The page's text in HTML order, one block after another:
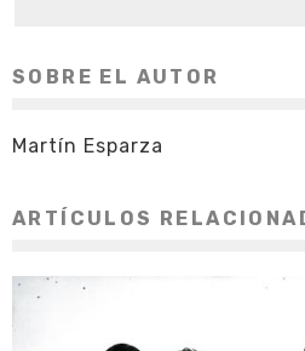
SOBRE EL AUTOR
Martín Esparza
ARTÍCULOS